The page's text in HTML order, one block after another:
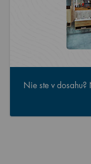
Nie ste v